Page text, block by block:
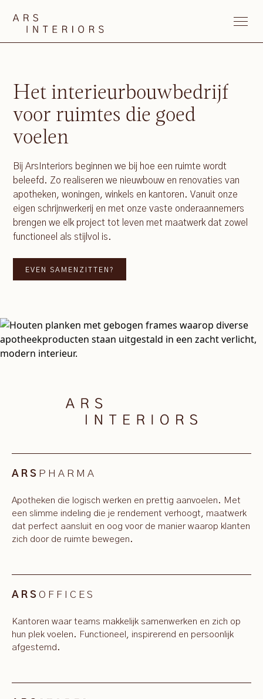
Het interieurbouwbedrijf
voor ruimtes die goed
voelen
Bij ArsInteriors beginnen we bij hoe een ruimte wordt
beleefd. Zo realiseren we nieuwbouw en renovaties van
apotheken, woningen, winkels en kantoren. Vanuit onze
eigen schrijnwerkerij en met onze vaste onderaannemers
brengen we elk project tot leven met maatwerk dat zowel
functioneel als stijlvol is.
EVEN SAMENZITTEN?
ARS PHARMA
Apotheken die logisch werken en prettig aanvoelen. Met
een slimme indeling die je rendement verhoogt, maatwerk
dat perfect aansluit en oog voor de manier waarop klanten
zich door de ruimte bewegen.
ARS OFFICES
Kantoren waar teams makkelijk samenwerken en zich op
hun plek voelen. Functioneel, inspirerend en persoonlijk
afgestemd.